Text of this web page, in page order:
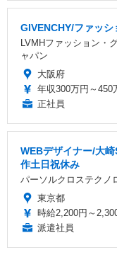
GIVENCHY/ファッ
LVMHファッション・
ャパン
大阪府
年収300万円～450
正社員
WEBデザイナー/大
作土日祝休み
パーソルクロステクノ
東京都
時給2,200円～
派遣社員